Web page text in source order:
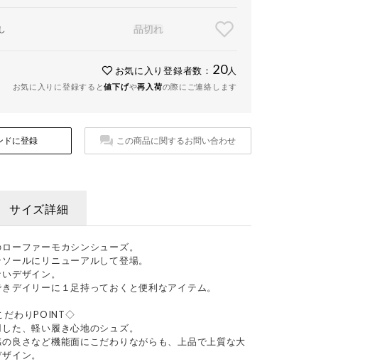
品切れ
お気に入り登録者数： 20人
お気に入りに登録すると値下げや再入荷の際にご連絡します
ドに登録 この商品に関するお問い合わせ
サイズ詳細
ーファーモカシンシューズ。
ールにリニューアルして登場。
デザイン。
デイリーに１足持っておくと便利なアイテム。
だわりPOINT◇
た、軽い履き心地のシュズ。
の良さなど機能面にこだわりながらも、上品で上質な大
イン。